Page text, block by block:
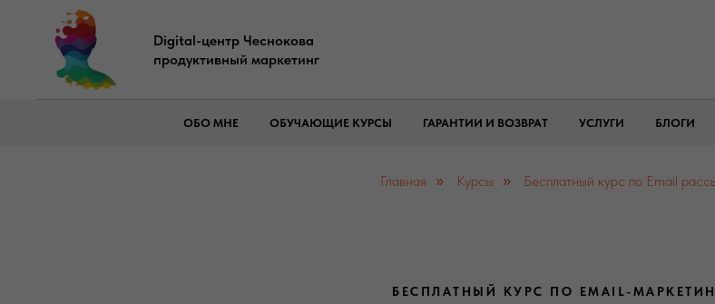
Digital-центр Чеснокова
продуктивный маркетинг
ОБО МНЕ ОБУЧАЮЩИЕ КУРСЫ ГАРАНТИИ И ВОЗВРАТ УСЛУГИ БЛОГИ
Главная » Курсы » Бесплатный курс по Email
БЕСПЛАТНЫЙ КУРС ПО EMAIL-